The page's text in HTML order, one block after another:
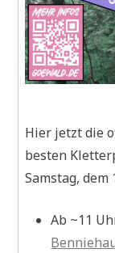
Hier jetzt die
besten
Samstag, dem
Ab ~11